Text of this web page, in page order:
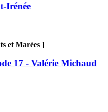
Irénée
et Marées ]
17 - Valérie Michaud